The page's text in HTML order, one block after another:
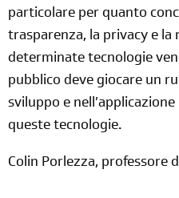
particolare per quanto
trasparenza, la privacy e la
determinate tecnologie
pubblico deve giocare un
sviluppo e
queste tecnologie.
Colin Porlezza, professore